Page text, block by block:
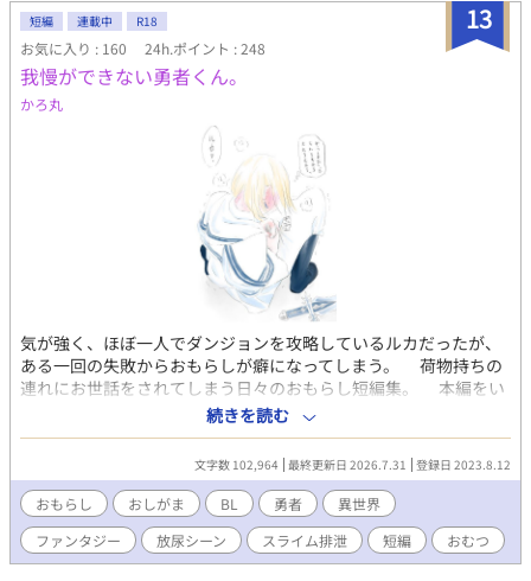
13
短編 連載中 R18
お気に入り : 160 24h.ポイント : 248
我慢ができない勇者くん。
かろ丸
気が強く、ほぼ一人でダンジョンを攻略しているルカだったが、
ある一回の失敗からおもらしが癖になってしまう。 荷物持ちの
連れにお世話をされてしまう日々のおもらし短編集。 本編をい
つかかく。 ルカ（勇者）受け 171cm 金髪ボブ、碧眼 気が強い。
立ち直りは早め。 アルバのことは拾った猫のようなものと思って
る。 アルバ（荷物持ち、魔族）攻め 198cm 癖毛の黒髪。黒目。
右目を隠している。 支配欲強め。 ルカで遊ぶのが最近のマイブー
ム。 ※この物語はフィクションであり、実在の人物・団体とは一
切関係ありません。 また、屋外排泄は予想できない渋滞の発生時
やトイレの無い山中などでは緊急避難として許される場合もあり
ますが基本的には軽犯罪法違反です。トイレを使用しましょう。
続きを読む
文字数 102,964 最終更新日 2026.7.31 登録日 2023.8.12
おもらし おしがま BL 勇者
異世界
ファンタジー
放尿シーン スライム排泄 短編 おむつ